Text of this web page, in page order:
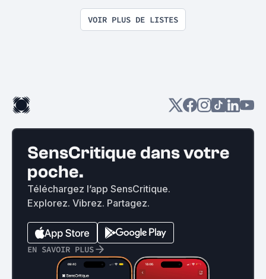
VOIR PLUS DE LISTES
SensCritique dans votre
poche.
Téléchargez l’app SensCritique.
Explorez. Vibrez. Partagez.
EN SAVOIR PLUS